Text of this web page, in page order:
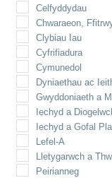
Celfyddydau
Chwaraeon,
Clybiau Iau
Cyfrifiadura
Cymunedol
Dyniaethau ac
Gwyddoniaeth a
Iechyd a
Iechyd a Gofal
Lefel-A
Lletygarwch a
Peirianneg